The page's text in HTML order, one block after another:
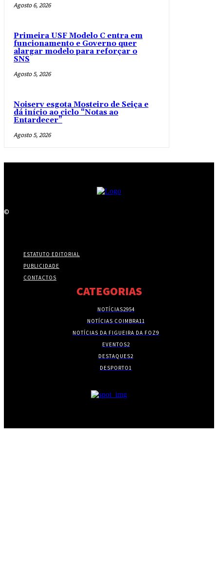
Agosto 6, 2026
Primeira USF Modelo C entra em
funcionamento e Governo quer
alargar modelo para reforçar o
SNS
Agosto 5, 2026
Noiserv esgota Mosteiro de Seiça e
dá início ao ciclo “Notas ao
Entardecer”
Agosto 5, 2026
©
ESTATUTO EDITORIAL
PUBLICIDADE
CONTACTOS
CATEGORIAS
NOTÍCIAS2954
NOTÍCIAS COIMBRA11
NOTÍCIAS DA FIGUEIRA DA FOZ9
EVENTOS2
DESTAQUES2
DESPORTO1